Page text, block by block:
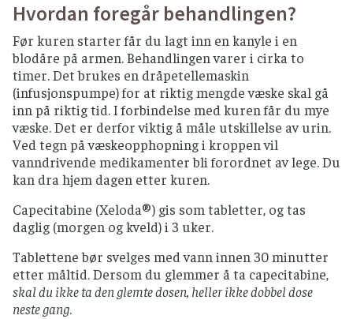
Hvordan foregår behandlingen?
Før kuren starter får du lagt inn en kanyle i en
blodåre på armen. Behandlingen varer i cirka to
timer. Det brukes en dråpetellemaskin
(infusjonspumpe) for at riktig mengde væske skal gå
inn på riktig tid. I forbindelse med kuren får du mye
væske. Det er derfor viktig å måle utskillelse av urin.
Ved tegn på væskeopphopning i kroppen vil
vanndrivende medikamenter bli forordnet av lege. Du
kan dra hjem dagen etter kuren.
Capecitabine (Xeloda®) gis som tabletter, og tas
daglig (morgen og kveld) i 3 uker.
Tablettene bør svelges med vann innen 30 minutter
etter måltid. Dersom du glemmer å ta capecitabine,
skal du ikke ta den glemte dosen, heller ikke dobbel dose
neste gang.